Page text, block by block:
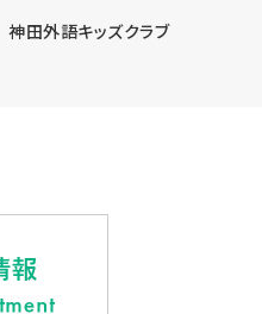
神田外語キッズクラブ